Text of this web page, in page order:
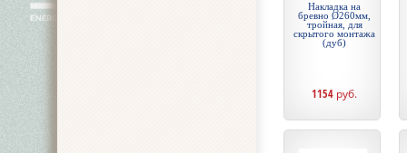
Накладка на
бревно Ø260мм,
тройная, для
скрытого монтажа
(дуб)
1154 руб.